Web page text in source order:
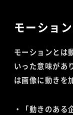
モーショ
モーションとは
いった意味があ
は画像に動きを
・「動きのある